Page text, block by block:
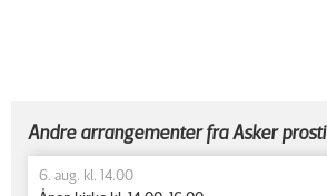
Andre arrangementer fra Asker prosti
6. aug. kl. 14.00